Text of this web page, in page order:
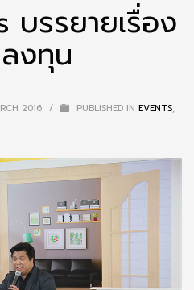
บรรยายเรื่อง
งทุน
2016 / PUBLISHED IN EVENTS,